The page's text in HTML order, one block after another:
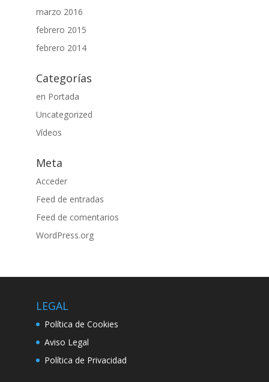
marzo 2016
febrero 2015
febrero 2014
Categorías
en Portada
Uncategorized
Vídeos
Meta
Acceder
Feed de entradas
Feed de comentarios
WordPress.org
LEGAL
Política de Cookies
Aviso Legal
Política de Privacidad